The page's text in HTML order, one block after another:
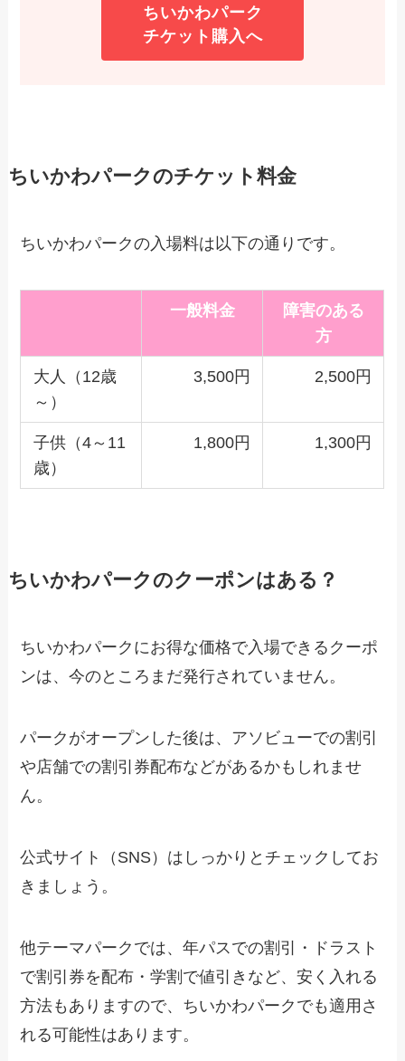
ちいかわパーク
チケット購入へ
ちいかわパークのチケット料金
ちいかわパークの入場料は以下の通りです。
一般料金
障害のある
方
大人（12歳
～）
3,500円 2,500円
子供（4～11
歳）
1,800円 1,300円
ちいかわパークのクーポンはある？
ちいかわパークにお得な価格で入場できるクーポ
ンは、今のところまだ発行されていません。
パークがオープンした後は、アソビューでの割引
や店舗での割引券配布などがあるかもしれませ
ん。
公式サイト（SNS）はしっかりとチェックしてお
きましょう。
他テーマパークでは、年パスでの割引・ドラスト
で割引券を配布・学割で値引きなど、安く入れる
方法もありますので、ちいかわパークでも適用さ
れる可能性はあります。